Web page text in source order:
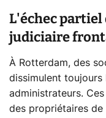
L'échec partiel
judiciaire
À Rotterdam, des
dissimulent
administrateurs.
des propriétaires de